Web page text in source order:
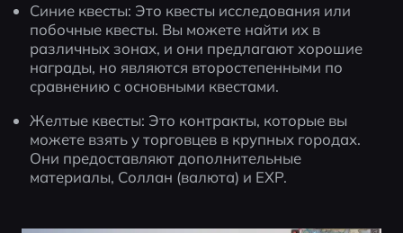
Синие квесты: Это квесты исследования или
побочные квесты. Вы можете найти их в
различных зонах, и они предлагают хорошие
награды, но являются второстепенными по
сравнению с основными квестами.
Желтые квесты: Это контракты, которые вы
можете взять у торговцев в крупных городах.
Они предоставляют дополнительные
материалы, Соллан (валюта) и EXP.